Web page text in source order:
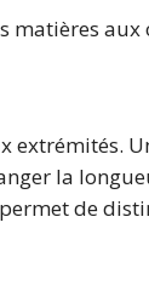
matières aux
la
de